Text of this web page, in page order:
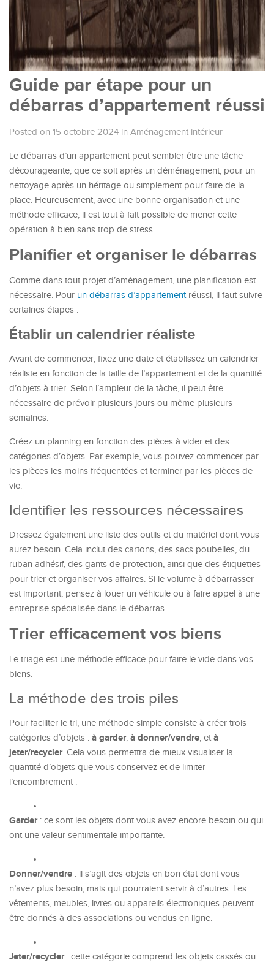
Guide par étape pour un
débarras d’appartement réussi
Posted on 15 octobre 2024 in Aménagement intérieur
Le débarras d’un appartement peut sembler être une tâche
décourageante, que ce soit après un déménagement, pour un
nettoyage après un héritage ou simplement pour faire de la
place. Heureusement, avec une bonne organisation et une
méthode efficace, il est tout à fait possible de mener cette
opération à bien sans trop de stress.
Planifier et organiser le débarras
Comme dans tout projet d’aménagement, une planification est
nécessaire. Pour un débarras d’appartementréussi, il faut suivre
certaines étapes :
Établir un calendrier réaliste
Avant de commencer, fixez une date et établissez un calendrier
réaliste en fonction de la taille de l’appartement et de la quantité
d’objets à trier. Selon l’ampleur de la tâche, il peut être
nécessaire de prévoir plusieurs jours ou même plusieurs
semaines.
Créez un planning en fonction des pièces à vider et des
catégories d’objets. Par exemple, vous pouvez commencer par
les pièces les moins fréquentées et terminer par les pièces de
vie.
Identifier les ressources nécessaires
Dressez également une liste des outils et du matériel dont vous
aurez besoin. Cela inclut des cartons, des sacs poubelles, du
ruban adhésif, des gants de protection, ainsi que des étiquettes
pour trier et organiser vos affaires. Si le volume à débarrasser
est important, pensez à louer un véhicule ou à faire appel à une
entreprise spécialisée dans le débarras.
Trier efficacement vos biens
Le triage est une méthode efficace pour faire le vide dans vos
biens.
La méthode des trois piles
Pour faciliter le tri, une méthode simple consiste à créer trois
catégories d’objets : à garder, à donner/vendre, et à
jeter/recycler. Cela vous permettra de mieux visualiser la
quantité d’objets que vous conservez et de limiter
l’encombrement :
Garder: ce sont les objets dont vous avez encore besoin ou qui
ont une valeur sentimentale importante.
Donner/vendre : il s’agit des objets en bon état dont vous
n’avez plus besoin, mais qui pourraient servir à d’autres. Les
vêtements, meubles, livres ou appareils électroniques peuvent
être donnés à des associations ou vendus en ligne.
Jeter/recycler: cette catégorie comprend les objets cassés ou